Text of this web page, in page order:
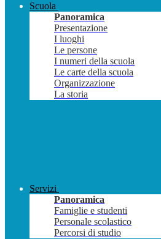
Scuola
Panoramica
Presentazione
I luoghi
Le persone
I numeri della scuola
Le carte della scuola
Organizzazione
La storia
Servizi
Panoramica
Famiglie e studenti
Personale scolastico
Percorsi di studio